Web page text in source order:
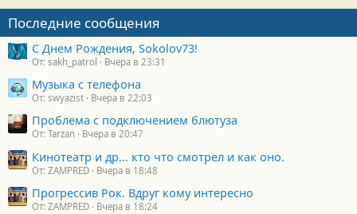
Последние сообщения
С Днем Рождения, Sokolov73!
От: sakh_patrol Вчера в 23:31
Музыка с телефона
От: swyazist Вчера в 22:03
Проблема с подключением блютуза
От: Tarzan Вчера в 20:47
Кинотеатр и др... кто что смотрел и как оно.
От: ZAMPRED Вчера в 18:48
Прогрессив Рок. Вдруг кому интересно
От: ZAMPRED Вчера в 18:24